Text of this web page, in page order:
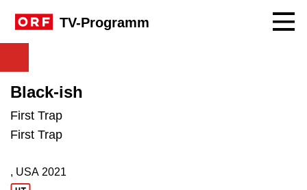
TV-Programm
Black-ish
First Trap
First Trap
Produktionsland: USA
, USA
Produktionsjahr: 2021
2021